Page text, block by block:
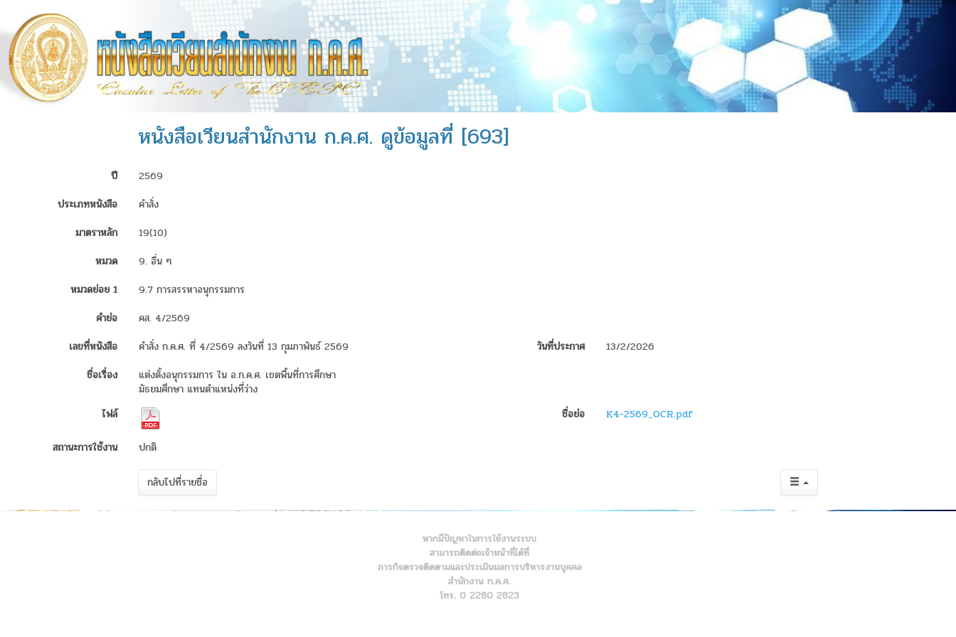
หนังสือเวียนสำนักงาน ก.ค.ศ. ดูข้อมูลที่ [693]
ปี
2569
ประเภทหนังสือ
คำสั่ง
มาตราหลัก
19(10)
หมวด
9. อื่น ๆ
หมวดย่อย 1
9.7 การสรรหาอนุกรรมการ
คำย่อ
คส. 4/2569
เลขที่หนังสือ
คำสั่ง ก.ค.ศ. ที่ 4/2569 ลงวันที่ 13 กุมภาพันธ์ 2569 วันที่ประกาศ
13/2/2026
ชื่อเรื่อง
แต่งตั้งอนุกรรมการ ใน อ.ก.ค.ศ. เขตพื้นที่การศึกษา
มัธยมศึกษา แทนตำแหน่งที่ว่าง
ไฟล์
ชื่อย่อ K4-2569_OCR.pdf
สถานะการใช้งาน ปกติ
กลับไปที่รายชื่อ
หากมีปัญหาในการใช้งานระบบ
สามารถติดต่อเจ้าหน้าที่ได้ที่
ภารกิจตรวจติดตามและประเมินผลการบริหารงานบุคคล
สำนักงาน ก.ค.ศ.
โทร. 0 2280 2823